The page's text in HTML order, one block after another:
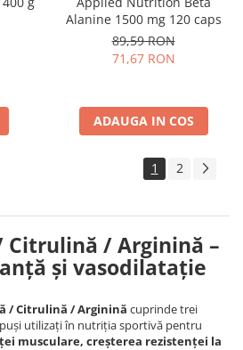
Alanine 1500 mg 120 caps
89,59 RON
71,67 RON
ADAUGA IN COS
1 2
Citrulină / Arginină –
și vasodilatație
/ Citrulină / Arginină cuprinde trei
utilizați în nutriția sportivă pentru
musculare, creșterea rezistenței la